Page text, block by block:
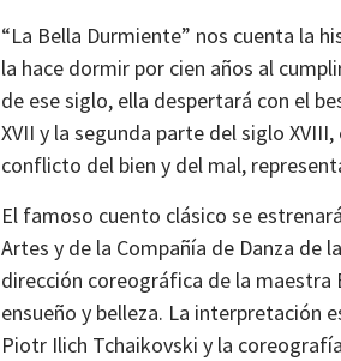
“La Bella Durmiente” nos cuenta la
la hace dormir por cien años al
de ese siglo, ella despertará con el
XVII y la segunda parte del siglo
conflicto del bien y del mal,
El famoso cuento clásico se
Artes y de la Compañía de Danza de
dirección coreográfica de la maestra
ensueño y belleza. La interpretación
Piotr Ilich Tchaikovski y la